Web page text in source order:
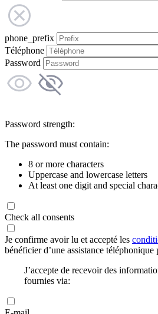
phone_prefix
Téléphone
Password
Password strength:
The password must contain:
8 or more characters
Uppercase and lowercase letters
At least one digit and special
Check all consents
Je confirme avoir lu et accepté les
bénéficier d’une assistance
J’accepte de recevoir des
fournies via: